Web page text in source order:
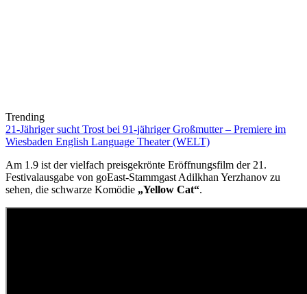
Trending
21-Jähriger sucht Trost bei 91-jähriger Großmutter – Premiere im
Wiesbaden English Language Theater (WELT)
Am 1.9 ist der vielfach preisgekrönte Eröffnungsfilm der 21.
Festivalausgabe von goEast-Stammgast Adilkhan Yerzhanov zu
sehen, die schwarze Komödie „Yellow Cat“.